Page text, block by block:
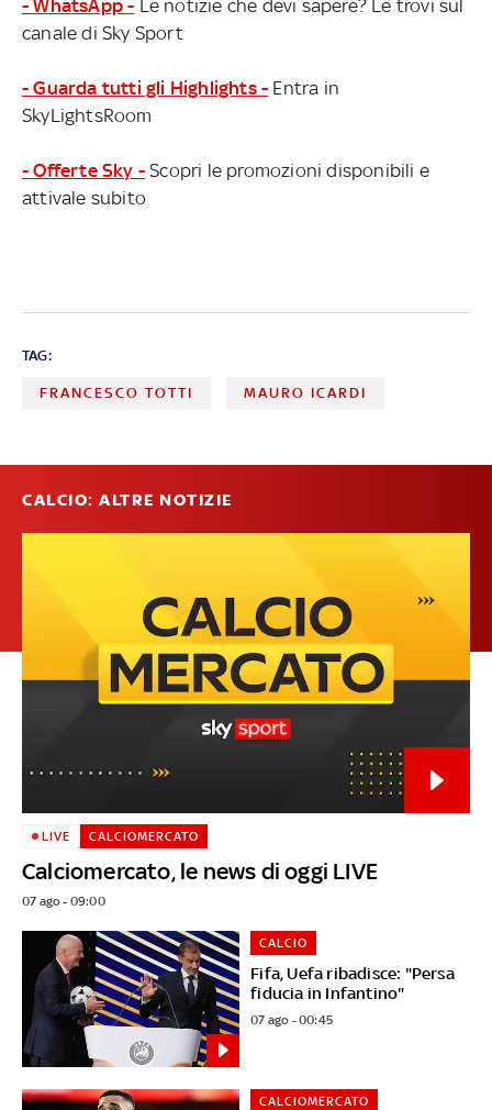
- WhatsApp - Le notizie che devi sapere? Le trovi sul
canale di Sky Sport
- Guarda tutti gli Highlights - Entra in
SkyLightsRoom
- Offerte Sky - Scopri le promozioni disponibili e
attivale subito
TAG:
FRANCESCO TOTTI MAURO ICARDI
CALCIO: ALTRE NOTIZIE
Calciomercato, le news di oggi LIVE
LIVE CALCIOMERCATO
07 ago - 09:00
Fifa, Uefa ribadisce: "Persa
fiducia in Infantino"
CALCIO
07 ago - 00:45
CALCIOMERCATO